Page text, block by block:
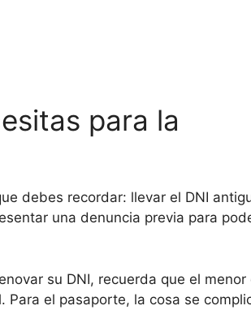
para la
debes recordar: llevar el DNI
una denuncia previa para
su DNI, recuerda que el
el pasaporte, la cosa se